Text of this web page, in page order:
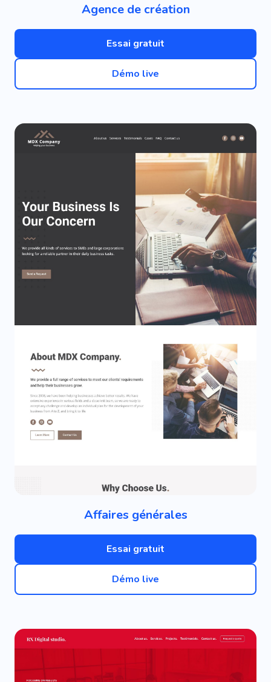
Agence de création
Essai gratuit
Démo live
Affaires générales
Essai gratuit
Démo live